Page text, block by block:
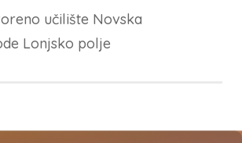
učilište Novska
Lonjsko polje